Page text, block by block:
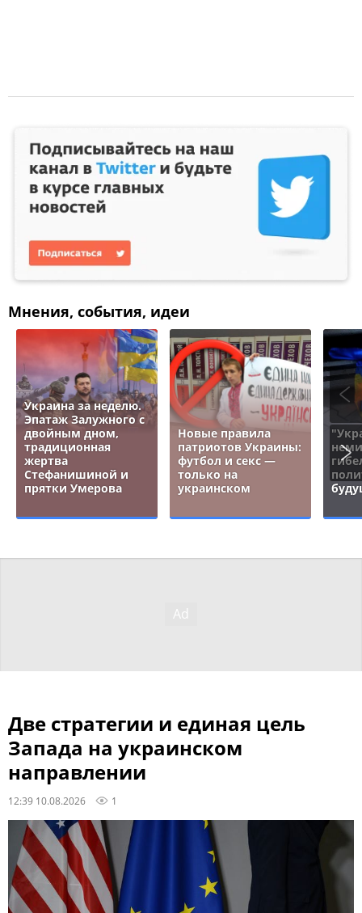
Мнения, события, идеи
Украина за неделю.
Эпатаж Залужного с
двойным дном,
традиционная
жертва
Стефанишиной и
прятки Умерова
Новые правила
патриотов Украины:
футбол и секс —
только на
украинском
Две стратегии и единая цель
Запада на украинском
направлении
12:39 10.08.2026 1